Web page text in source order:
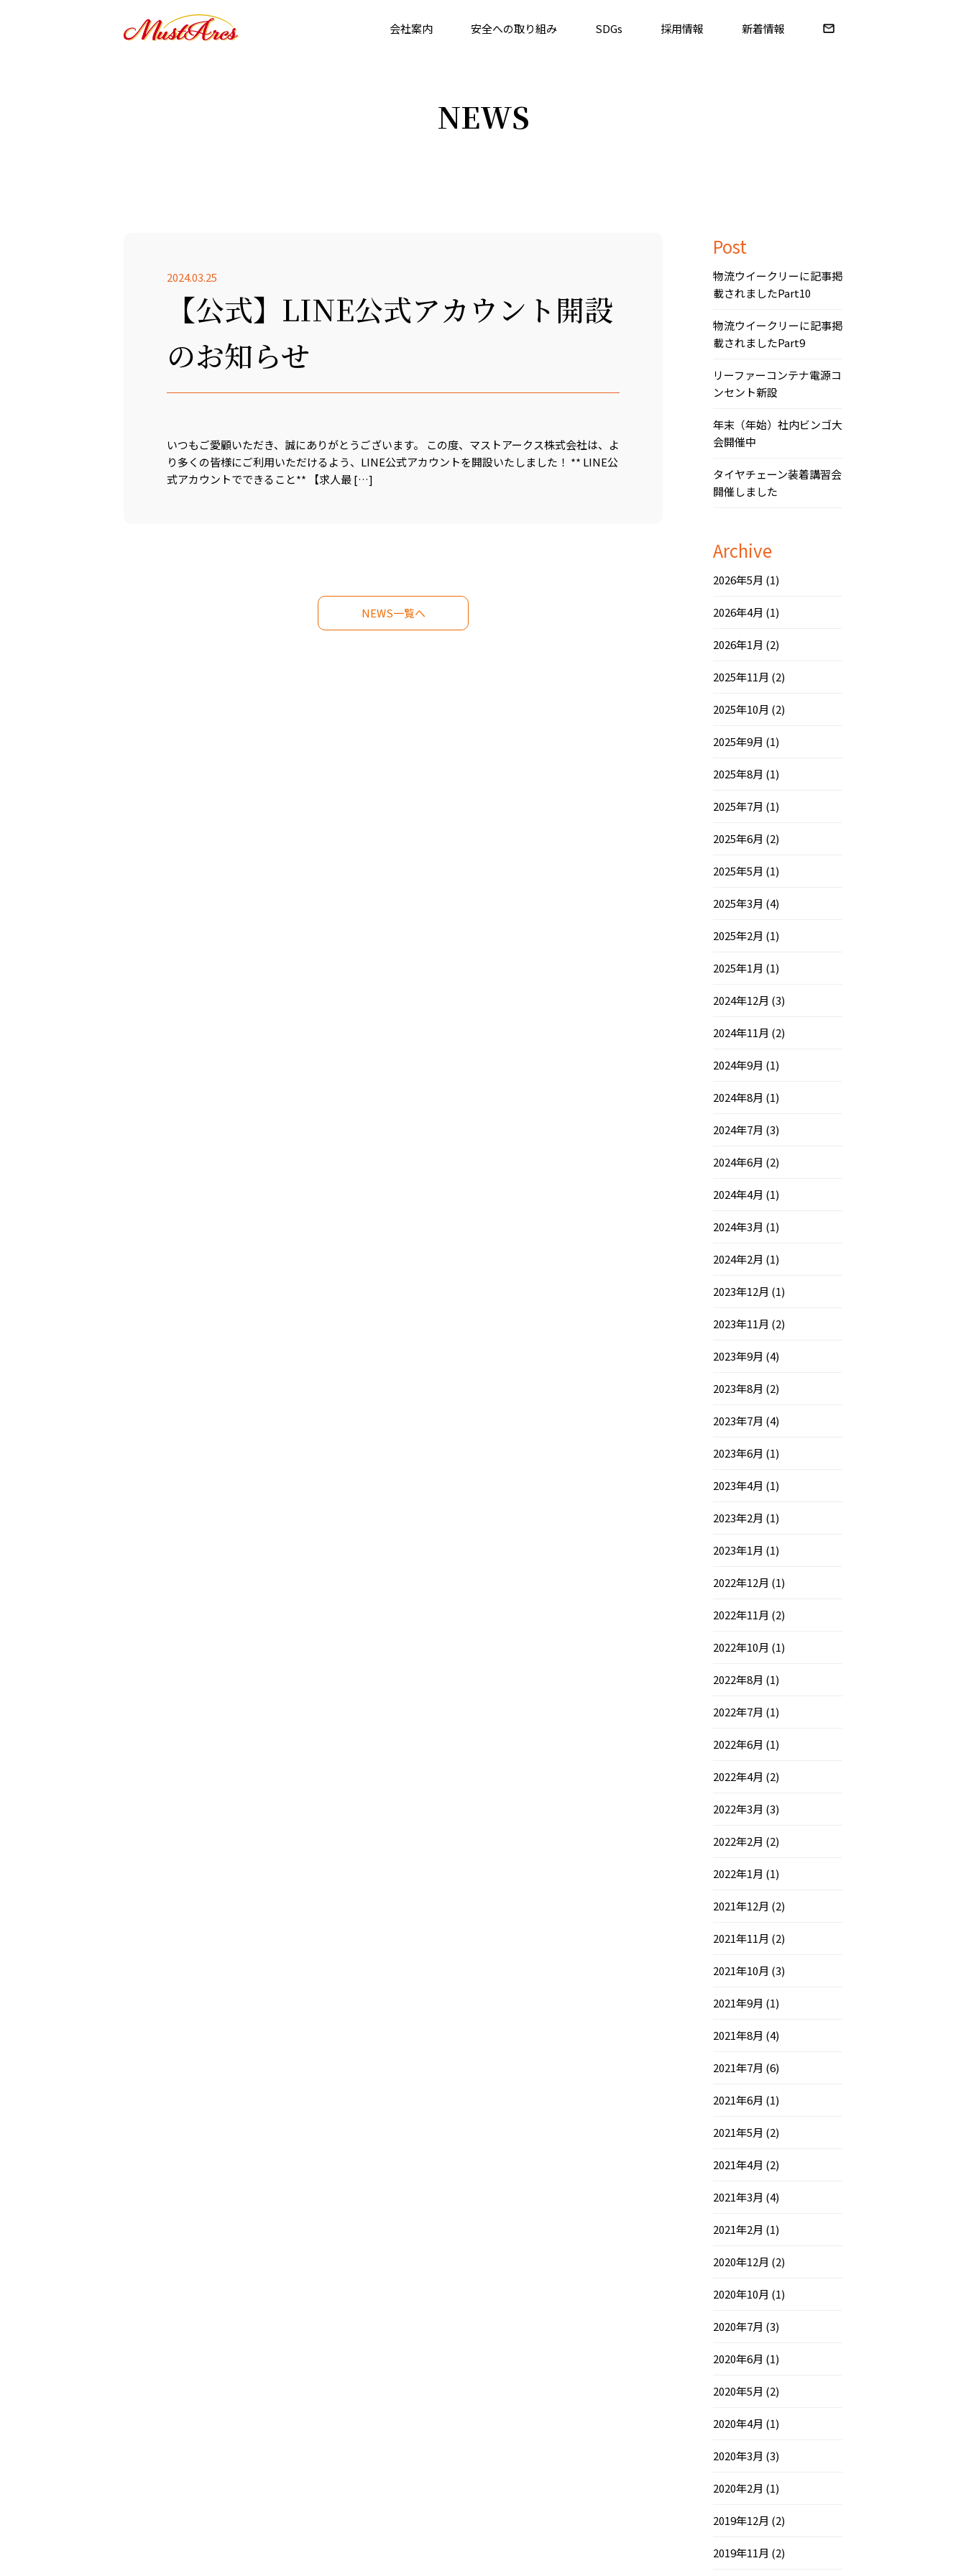
会社案内 安全への取り組み SDGs 採用情報 新着情報
NEWS
2024.03.25
【公式】LINE公式アカウント開設
のお知らせ
いつもご愛顧いただき、誠にありがとうございます。 この度、マストアークス株式会社は、よ
り多くの皆様にご利用いただけるよう、LINE公式アカウントを開設いたしました！ ** LINE公
式アカウントでできること** 【求人最 […]
NEWS一覧へ
Post
物流ウイークリーに記事掲
載されましたPart10
物流ウイークリーに記事掲
載されましたPart9
リーファーコンテナ電源コ
ンセント新設
年末（年始）社内ビンゴ大
会開催中
タイヤチェーン装着講習会
開催しました
Archive
2026年5月 (1)
2026年4月 (1)
2026年1月 (2)
2025年11月 (2)
2025年10月 (2)
2025年9月 (1)
2025年8月 (1)
2025年7月 (1)
2025年6月 (2)
2025年5月 (1)
2025年3月 (4)
2025年2月 (1)
2025年1月 (1)
2024年12月 (3)
2024年11月 (2)
2024年9月 (1)
2024年8月 (1)
2024年7月 (3)
2024年6月 (2)
2024年4月 (1)
2024年3月 (1)
2024年2月 (1)
2023年12月 (1)
2023年11月 (2)
2023年9月 (4)
2023年8月 (2)
2023年7月 (4)
2023年6月 (1)
2023年4月 (1)
2023年2月 (1)
2023年1月 (1)
2022年12月 (1)
2022年11月 (2)
2022年10月 (1)
2022年8月 (1)
2022年7月 (1)
2022年6月 (1)
2022年4月 (2)
2022年3月 (3)
2022年2月 (2)
2022年1月 (1)
2021年12月 (2)
2021年11月 (2)
2021年10月 (3)
2021年9月 (1)
2021年8月 (4)
2021年7月 (6)
2021年6月 (1)
2021年5月 (2)
2021年4月 (2)
2021年3月 (4)
2021年2月 (1)
2020年12月 (2)
2020年10月 (1)
2020年7月 (3)
2020年6月 (1)
2020年5月 (2)
2020年4月 (1)
2020年3月 (3)
2020年2月 (1)
2019年12月 (2)
2019年11月 (2)